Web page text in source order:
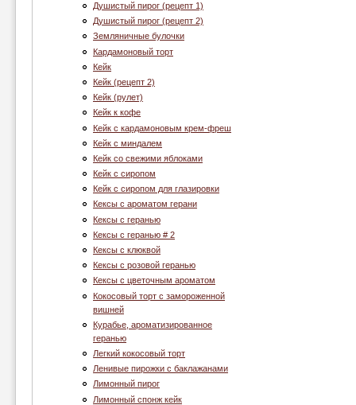
Душистый пирог (рецепт 1)
Душистый пирог (рецепт 2)
Земляничные булочки
Кардамоновый торт
Кейк
Кейк (рецепт 2)
Кейк (рулет)
Кейк к кофе
Кейк с кардамоновым крем-фреш
Кейк с миндалем
Кейк со свежими яблоками
Кейк с сиропом
Кейк с сиропом для глазировки
Кексы с ароматом герани
Кексы с геранью
Кексы с геранью # 2
Кексы с клюквой
Кексы с розовой геранью
Кексы с цветочным ароматом
Кокосовый торт с замороженной
вишней
Курабье, ароматизированное
геранью
Легкий кокосовый торт
Ленивые пирожки с баклажанами
Лимонный пирог
Лимонный спонж кейк